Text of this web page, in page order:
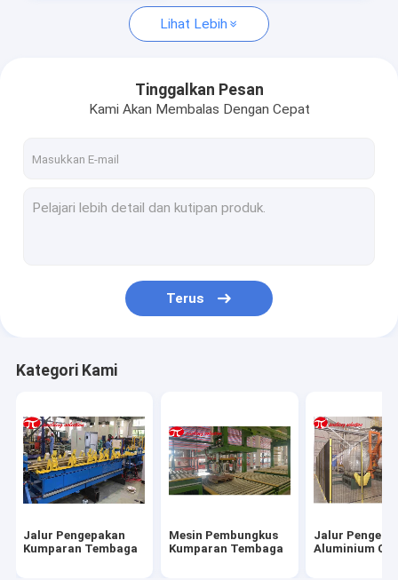
Jalur Pengepakan Kumparan Tembaga
Jalur Pengepakan Aluminium Coil
Mesin Pembungkus Aluminium Coil
Mesin Pengemasan Tabung Baja
Mesin Pengemas Ban
penggulung kumparan
Mesin Pembungkus Horisontal
Pembungkus palet
Lihat Lebih
Tinggalkan Pesan
Kami Akan Membalas Dengan Cepat
Terus
Kategori Kami
Jalur Pengepakan
Kumparan Tembaga
Mesin Pembungkus
Kumparan Tembaga
Jalur
Aluminium